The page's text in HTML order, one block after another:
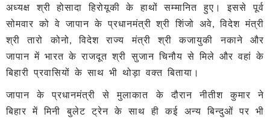
अध्यक्ष श्री होसादा हिरोयूकी के हाथों सम्मानित हुए। इससे पूर्व
सोमवार को वे जापान के प्रधानमंत्री श्री शिंजो अवे, विदेश मंत्री
श्री तारो कोनो, विदेश राज्य मंत्री श्री कजायुकी नकाने और
जापान में भारत के राजदूत श्री सुजान चिनौय से मिले और वहां के
बिहारी प्रवासियों के साथ भी थोड़ा वक्त बिताया।
जापान के प्रधानमंत्री से मुलाकात के दौरान नीतीश कुमार ने
बिहार में मिनी बुलेट ट्रेन के साथ ही कई अन्य बिन्दुओं पर भी